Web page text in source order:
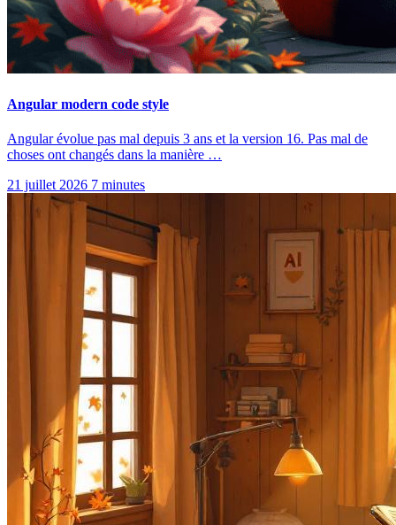
Angular modern code style
Angular évolue pas mal depuis 3 ans et la version 16. Pas mal de
choses ont changés dans la manière …
21 juillet 2026 7 minutes